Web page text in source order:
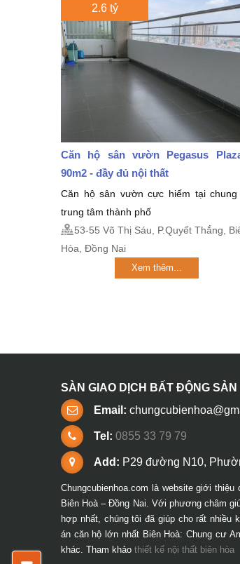
2.6 tỷ
Căn hộ sân vườn Pegasus
90m2 - đầy đủ nội thất
Căn hộ sân vườn cực hiếm tại
trung tâm thành phố
53-55 Võ Thị Sáu, P.Quyết Thắng,
Hòa, Đồng Nai
Xem thêm...
SÀN GIAO DỊCH BẤT ĐỘNG
Email:
Tel: 0855 33 79 79
Add: P29 đường N10,
Chungcubienhoa.com là website giới
Biên Hoà – Đồng Nai. Với phương châm
hợp nhất, chúng tôi đã giúp cho rất
án căn hộ lớn nhất Biên Hoà: Chung cư
khác. Tham khảo thiết kế nội thất biên hòa